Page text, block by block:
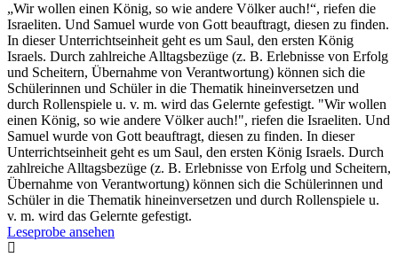
„Wir wollen einen König, so wie andere Völker auch!“, riefen die
Israeliten. Und Samuel wurde von Gott beauftragt, diesen zu finden.
In dieser Unterrichtseinheit geht es um Saul, den ersten König
Israels. Durch zahlreiche Alltagsbezüge (z. B. Erlebnisse von Erfolg
und Scheitern, Übernahme von Verantwortung) können sich die
Schülerinnen und Schüler in die Thematik hineinversetzen und
durch Rollenspiele u. v. m. wird das Gelernte gefestigt. "Wir wollen
einen König, so wie andere Völker auch!", riefen die Israeliten. Und
Samuel wurde von Gott beauftragt, diesen zu finden. In dieser
Unterrichtseinheit geht es um Saul, den ersten König Israels. Durch
zahlreiche Alltagsbezüge (z. B. Erlebnisse von Erfolg und Scheitern,
Übernahme von Verantwortung) können sich die Schülerinnen und
Schüler in die Thematik hineinversetzen und durch Rollenspiele u.
v. m. wird das Gelernte gefestigt.
Leseprobe ansehen
